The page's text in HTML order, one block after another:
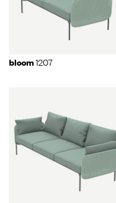
bloom1207